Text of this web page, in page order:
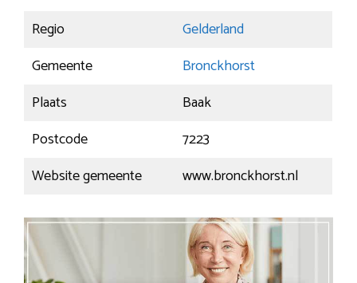
Regio
Gelderland
Gemeente
Bronckhorst
Plaats
Baak
Postcode
7223
Website gemeente
www.bronckhorst.nl